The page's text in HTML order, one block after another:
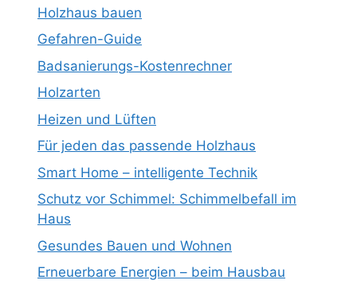
Holzhaus bauen
Gefahren-Guide
Badsanierungs-Kostenrechner
Holzarten
Heizen und Lüften
Für jeden das passende Holzhaus
Smart Home – intelligente Technik
Schutz vor Schimmel: Schimmelbefall im
Haus
Gesundes Bauen und Wohnen
Erneuerbare Energien – beim Hausbau